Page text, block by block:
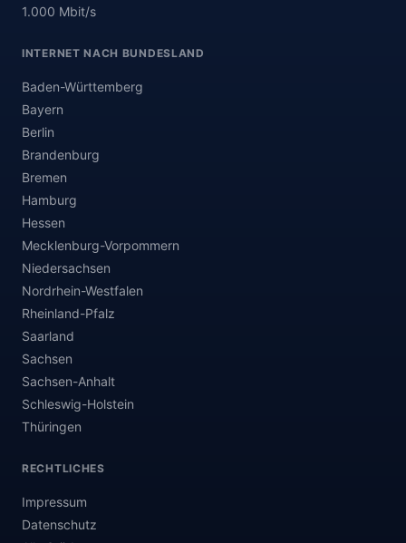
1.000 Mbit/s
INTERNET NACH BUNDESLAND
Baden-Württemberg
Bayern
Berlin
Brandenburg
Bremen
Hamburg
Hessen
Mecklenburg-Vorpommern
Niedersachsen
Nordrhein-Westfalen
Rheinland-Pfalz
Saarland
Sachsen
Sachsen-Anhalt
Schleswig-Holstein
Thüringen
RECHTLICHES
Impressum
Datenschutz